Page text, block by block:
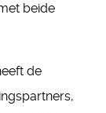
beide
de